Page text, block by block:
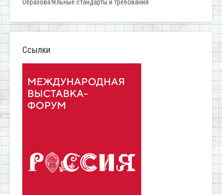
Образовательные стандарты и требования
Ссылки